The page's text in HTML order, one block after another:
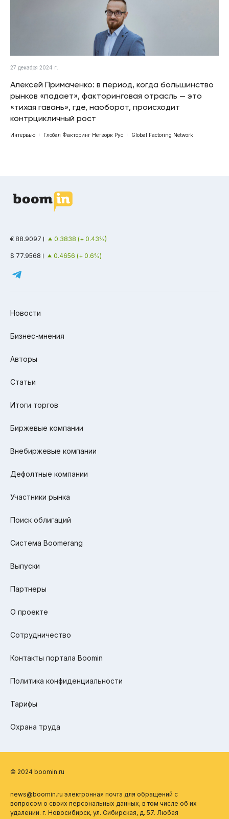
27 декабря 2024 г.
Алексей Примаченко: в период, когда большинство
рынков «падает», факторинговая отрасль — это
«тихая гавань», где, наоборот, происходит
контрцикличный рост
Интервью Глобал Факторинг Нетворк Рус Global Factoring Network
€ 88.9097 0.3838 (+ 0.43%)
$ 77.9568 0.4656 (+ 0.6%)
Новости
Бизнес-мнения
Авторы
Статьи
Итоги торгов
Биржевые компании
Внебиржевые компании
Дефолтные компании
Участники рынка
Поиск облигаций
Система Boomerang
Выпуски
Партнеры
О проекте
Сотрудничество
Контакты портала Boomin
Политика конфиденциальности
Тарифы
Охрана труда
© 2024 boomin.ru
news@boomin.ru электронная почта для обращений с
вопросом о своих персональных данных, в том числе об их
удалении. г. Новосибирск, ул. Сибирская, д. 57. Любая